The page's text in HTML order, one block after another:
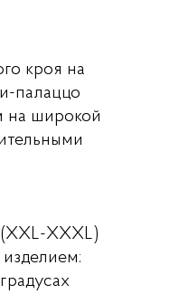
кроя на
палаццо
на широкой
XXXL)